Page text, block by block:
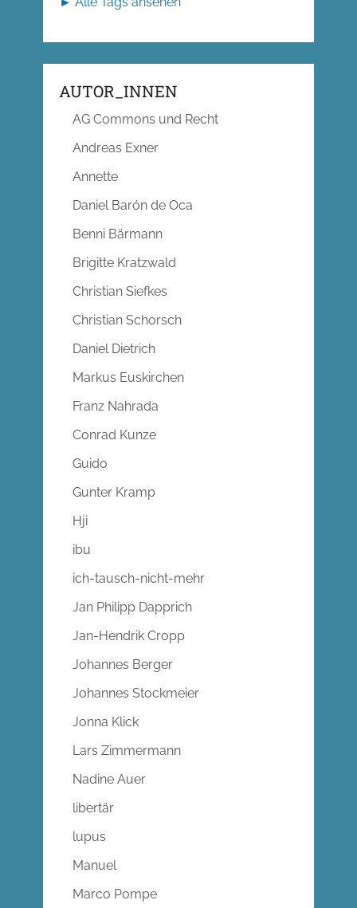
AUTOR_INNEN
AG Commons und Recht
Andreas Exner
Annette
Daniel Barón de Oca
Benni Bärmann
Brigitte Kratzwald
Christian Siefkes
Christian Schorsch
Daniel Dietrich
Markus Euskirchen
Franz Nahrada
Conrad Kunze
Guido
Gunter Kramp
Hji
ibu
ich-tausch-nicht-mehr
Jan Philipp Dapprich
Jan-Hendrik Cropp
Johannes Berger
Johannes Stockmeier
Jonna Klick
Lars Zimmermann
Nadine Auer
libertär
lupus
Manuel
Marco Pompe